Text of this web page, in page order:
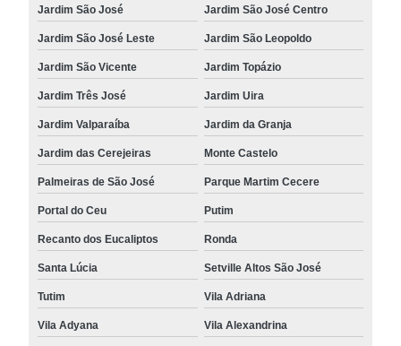
Jardim São José Jardim São José Centro
Jardim São José Leste Jardim São Leopoldo
Jardim São Vicente Jardim Topázio
Jardim Três José Jardim Uira
Jardim Valparaíba Jardim da Granja
Jardim das Cerejeiras Monte Castelo
Palmeiras de São José Parque Martim Cecere
Portal do Ceu Putim
Recanto dos Eucaliptos Ronda
Santa Lúcia Setville Altos São José
Tutim Vila Adriana
Vila Adyana Vila Alexandrina